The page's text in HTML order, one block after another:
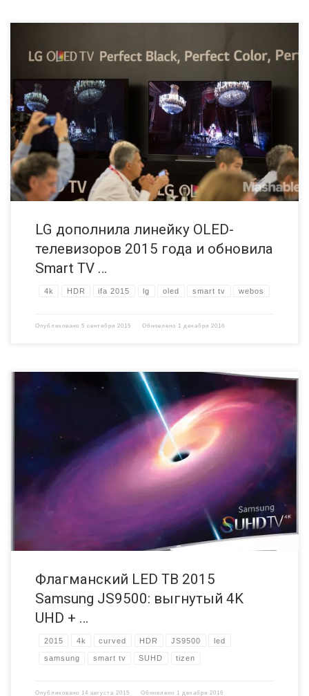
Берлине четыре новых OLED-телевизора, среди которых 65-ти и 55-
дюймовые 4K OLED-телевизоры с поддержкой HDR (модели
65/55EF9500 и 55EG9200), а также OLED-телевизор с изогнутым
экраном (модель 55EG9100). Отметим, что модели EF9500
оснащены первыми в индустрии плоскими OLED-экранами с
разрешением 4K, а толщина корпуса […]
LG дополнила линейку OLED-
телевизоров 2015 года и обновила
Smart TV …
4k HDR ifa 2015 lg oled smart tv webos
Опубликовано 5 сентября 2015 Обновлено 1 декабря 2016
Samsung представили свой модельный ряд LED ТВ 2015 года на
Международной выставке электроники CES в Лас Вегасе. Учитывая
то, насколько сильно Северо-Корейский производитель
раскручивал ультра HD (UHD) и выгнутые экраны в 2014 году, ни
для кого не стало сюрпризом, что эти две технологии воплотились
в серию телевизоров Samsung J в 2015 году. […]
Флагманский LED ТВ 2015
Samsung JS9500: выгнутый 4K
UHD + …
2015 4k curved HDR JS9500 led
samsung smart tv SUHD tizen
Опубликовано 14 августа 2015 Обновлено 1 декабря 2016